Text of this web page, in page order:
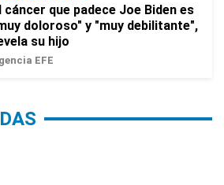
cáncer que padece Joe Biden es
doloroso" y "muy debilitante",
su hijo
EFE